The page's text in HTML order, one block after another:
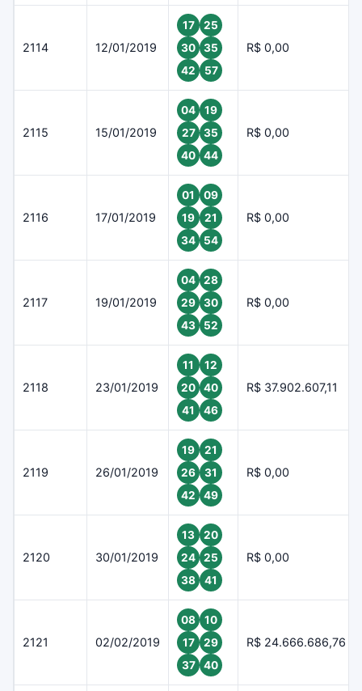
2114 12/01/2019
17
25
30
35
42
57
R$ 0,00
2115 15/01/2019
04
19
27
35
40
44
R$ 0,00
2116 17/01/2019
01
09
19
21
34
54
R$ 0,00
2117 19/01/2019
04
28
29
30
43
52
R$ 0,00
2118 23/01/2019
11
12
20
40
41
46
R$ 37.902.607,11
2119 26/01/2019
19
21
26
31
42
49
R$ 0,00
2120 30/01/2019
13
20
24
25
38
41
R$ 0,00
2121 02/02/2019
08
10
17
29
37
40
R$ 24.666.686,76